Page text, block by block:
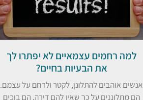
למה רחמים עצמאיים לא יפתרו לך
את הבעיות בחיים?
אנשים אוהבים להתלונן, לקטר ולרחם על עצמם.
הם מתלוננים על כך שאין להם דירה, הם בוכים